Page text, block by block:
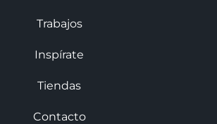
Trabajos
Inspírate
Tiendas
Contacto